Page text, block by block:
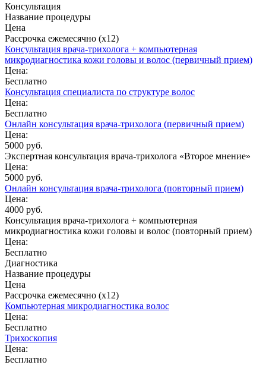
Консультация
Название процедуры
Цена
Рассрочка ежемесячно (x12)
Консультация врача-трихолога + компьютерная
микродиагностика кожи головы и волос (первичный прием)
Цена:
Бесплатно
Консультация специалиста по структуре волос
Цена:
Бесплатно
Онлайн консультация врача-трихолога (первичный прием)
Цена:
5000 руб.
Экспертная консультация врача-трихолога «Второе мнение»
Цена:
5000 руб.
Онлайн консультация врача-трихолога (повторный прием)
Цена:
4000 руб.
Консультация врача-трихолога + компьютерная
микродиагностика кожи головы и волос (повторный прием)
Цена:
Бесплатно
Диагностика
Название процедуры
Цена
Рассрочка ежемесячно (x12)
Компьютерная микродиагностика волос
Цена:
Бесплатно
Трихоскопия
Цена:
Бесплатно